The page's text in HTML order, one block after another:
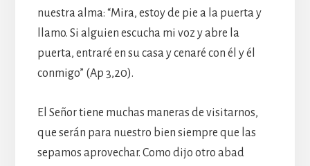
nuestra alma: “Mira, estoy de pie a la puerta y
llamo. Si alguien escucha mi voz y abre la
puerta, entraré en su casa y cenaré con él y él
conmigo” (Ap 3,20).
El Señor tiene muchas maneras de visitarnos,
que serán para nuestro bien siempre que las
sepamos aprovechar. Como dijo otro abad